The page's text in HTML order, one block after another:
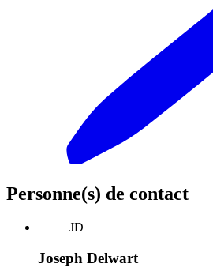
Personne(s) de contact
JD
Joseph Delwart